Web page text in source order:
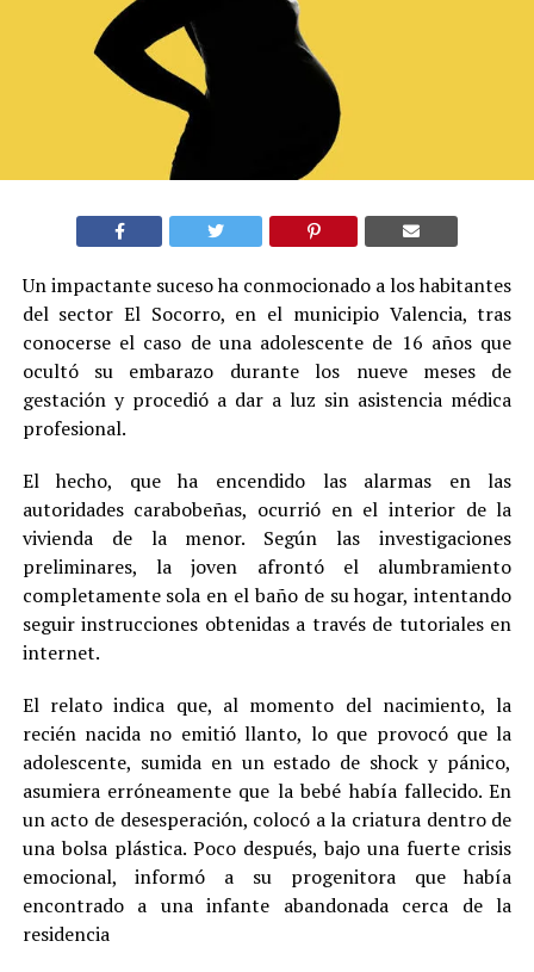
Un impactante suceso ha conmocionado a los habitantes
del sector El Socorro, en el municipio Valencia, tras
conocerse el caso de una adolescente de 16 años que
ocultó su embarazo durante los nueve meses de
gestación y procedió a dar a luz sin asistencia médica
profesional.
El hecho, que ha encendido las alarmas en las
autoridades carabobeñas, ocurrió en el interior de la
vivienda de la menor. Según las investigaciones
preliminares, la joven afrontó el alumbramiento
completamente sola en el baño de su hogar, intentando
seguir instrucciones obtenidas a través de tutoriales en
internet.
El relato indica que, al momento del nacimiento, la
recién nacida no emitió llanto, lo que provocó que la
adolescente, sumida en un estado de shock y pánico,
asumiera erróneamente que la bebé había fallecido. En
un acto de desesperación, colocó a la criatura dentro de
una bolsa plástica. Poco después, bajo una fuerte crisis
emocional, informó a su progenitora que había
encontrado a una infante abandonada cerca de la
residencia